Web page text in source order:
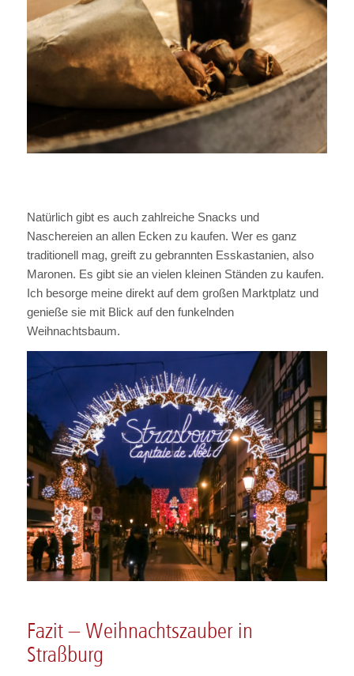
Natürlich gibt es auch zahlreiche Snacks und
Naschereien an allen Ecken zu kaufen. Wer es ganz
traditionell mag, greift zu gebrannten Esskastanien, also
Maronen. Es gibt sie an vielen kleinen Ständen zu kaufen.
Ich besorge meine direkt auf dem großen Marktplatz und
genieße sie mit Blick auf den funkelnden
Weihnachtsbaum.
Fazit – Weihnachtszauber in
Straßburg